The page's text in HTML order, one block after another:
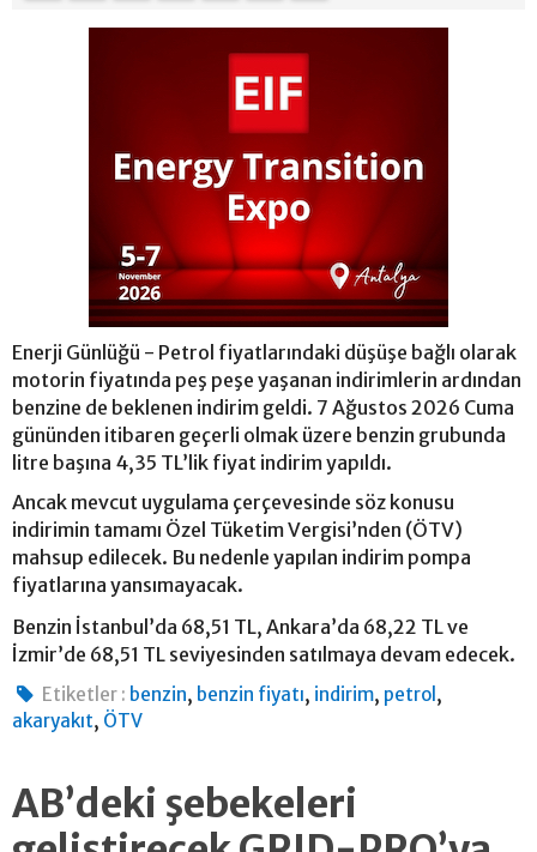
Enerji Günlüğü - Petrol fiyatlarındaki düşüşe bağlı olarak
motorin fiyatında peş peşe yaşanan indirimlerin ardından
benzine de beklenen indirim geldi. 7 Ağustos 2026 Cuma
gününden itibaren geçerli olmak üzere benzin grubunda
litre başına 4,35 TL’lik fiyat indirim yapıldı.
Ancak mevcut uygulama çerçevesinde söz konusu
indirimin tamamı Özel Tüketim Vergisi’nden (ÖTV)
mahsup edilecek. Bu nedenle yapılan indirim pompa
fiyatlarına yansımayacak.
Benzin İstanbul’da 68,51 TL, Ankara’da 68,22 TL ve
İzmir’de 68,51 TL seviyesinden satılmaya devam edecek.
Etiketler : benzin, benzin fiyatı, indirim, petrol ,
akaryakıt, ÖTV
AB’deki şebekeleri